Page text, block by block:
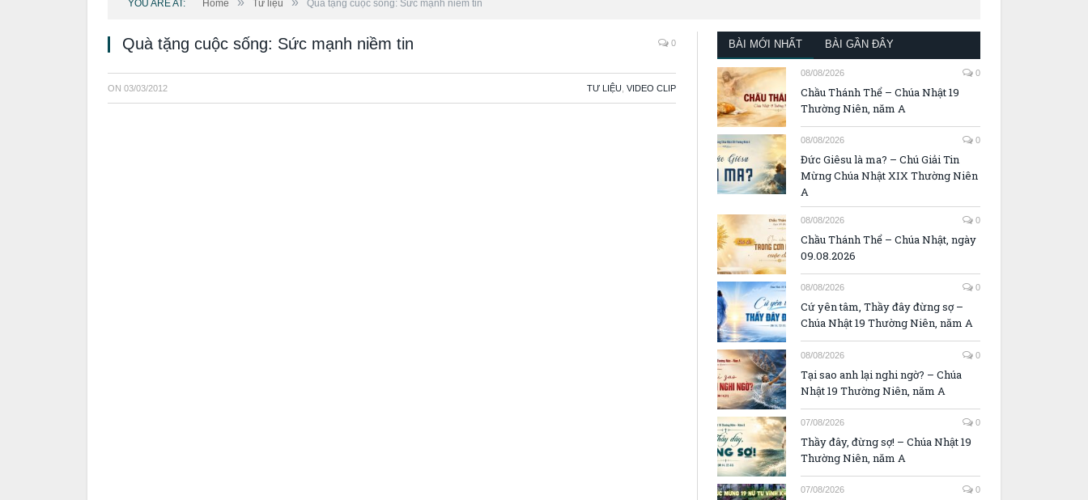
YOU ARE AT: Home Tư liệu Quà tặng cuộc sống: Sức mạnh niềm tin
Quà tặng cuộc sống: Sức mạnh niềm tin 0
ON 03/03/2012 TƯ LIỆU VIDEO CLIP
BÀI MỚI NHẤT BÀI GẦN ĐÂY
08/08/2026 0
Chầu Thánh Thể – Chúa Nhật 19
Thường Niên, năm A
08/08/2026 0
Đức Giêsu là ma? – Chú Giải Tin
Mừng Chúa Nhật XIX Thường Niên
A
08/08/2026 0
Chầu Thánh Thể – Chúa Nhật, ngày
09.08.2026
08/08/2026 0
Cứ yên tâm, Thầy đây đừng sợ –
Chúa Nhật 19 Thường Niên, năm A
08/08/2026 0
Tại sao anh lại nghi ngờ? – Chúa
Nhật 19 Thường Niên, năm A
07/08/2026 0
Thầy đây, đừng sợ! – Chúa Nhật 19
Thường Niên, năm A
07/08/2026 0